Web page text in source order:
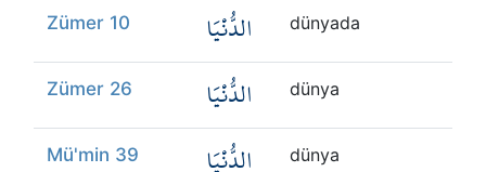
Zümer 10 الدُّنْيَا dünyada
Zümer 26 الدُّنْيَا dünya
Mü'min 39 الدُّنْيَا dünya